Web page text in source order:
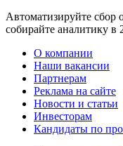
Автоматизируйте сбор
собирайте аналитику в
О компании
Наши вакансии
Партнерам
Реклама на сайте
Новости и статьи
Инвесторам
Кандидаты по